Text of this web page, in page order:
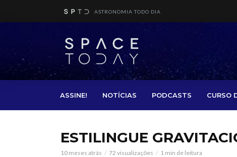
ASTRONOMIA TODO DIA
ASSINE! NOTÍCIAS PODCASTS CURSO
ESTILINGUE
10 meses atrás 72 visualizações 1 min de leitura